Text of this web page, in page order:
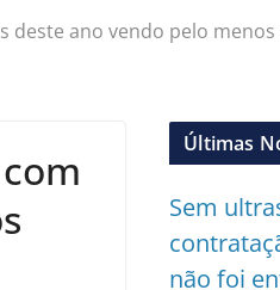
ano vendo pelo
Últimas
Sem
não foi